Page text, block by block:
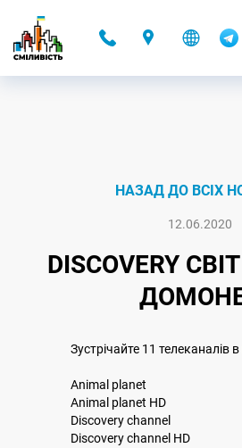
НАЗАД ДО ВСІХ
12.06.2020
DISCOVERY
Зустрічайте 11 телеканалів в
Animal planet
Animal planet HD
Discovery channel
Discovery channel HD